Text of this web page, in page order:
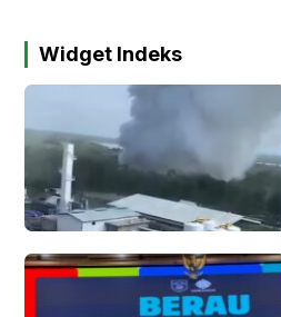
Widget Indeks